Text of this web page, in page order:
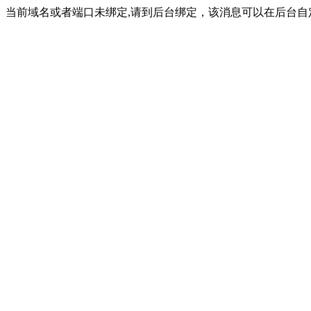
当前域名或者端口未绑定,请到后台绑定，该消息可以在后台自